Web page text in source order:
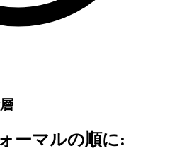
ーマルの順に: